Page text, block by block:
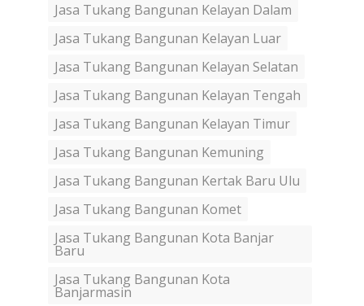
Jasa Tukang Bangunan Kelayan Dalam
Jasa Tukang Bangunan Kelayan Luar
Jasa Tukang Bangunan Kelayan Selatan
Jasa Tukang Bangunan Kelayan Tengah
Jasa Tukang Bangunan Kelayan Timur
Jasa Tukang Bangunan Kemuning
Jasa Tukang Bangunan Kertak Baru Ulu
Jasa Tukang Bangunan Komet
Jasa Tukang Bangunan Kota Banjar
Baru
Jasa Tukang Bangunan Kota
Banjarmasin